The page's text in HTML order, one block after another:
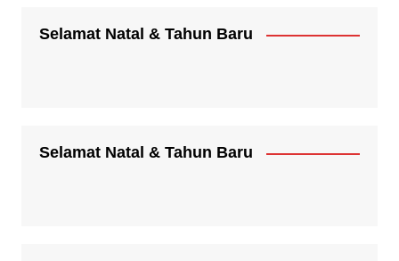
Selamat Natal & Tahun Baru
Selamat Natal & Tahun Baru